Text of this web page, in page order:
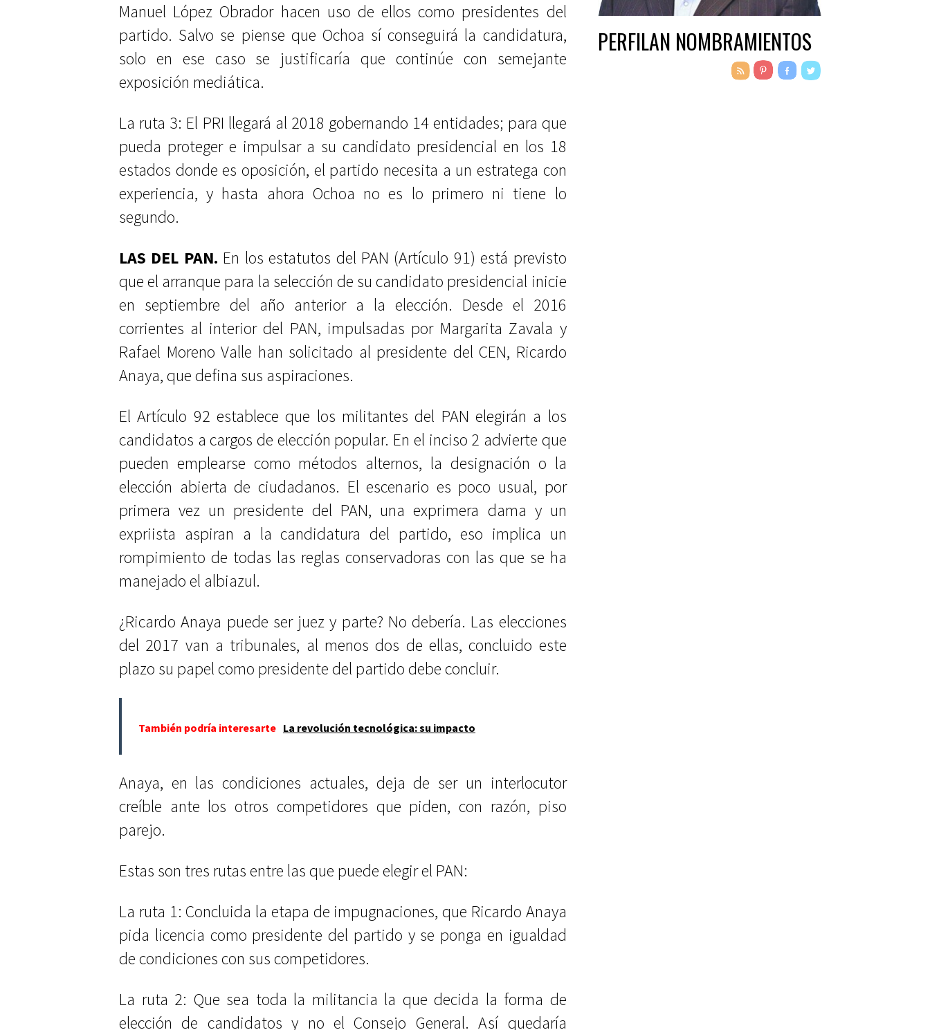
Manuel López Obrador hacen uso de ellos como presidentes del
partido. Salvo se piense que Ochoa sí conseguirá la candidatura,
solo en ese caso se justificaría que continúe con semejante
exposición mediática.
La ruta 3: El PRI llegará al 2018 gobernando 14 entidades; para que
pueda proteger e impulsar a su candidato presidencial en los 18
estados donde es oposición, el partido necesita a un estratega con
experiencia, y hasta ahora Ochoa no es lo primero ni tiene lo
segundo.
LAS DEL PAN. En los estatutos del PAN (Artículo 91) está previsto
que el arranque para la selección de su candidato presidencial inicie
en septiembre del año anterior a la elección. Desde el 2016
corrientes al interior del PAN, impulsadas por Margarita Zavala y
Rafael Moreno Valle han solicitado al presidente del CEN, Ricardo
Anaya, que defina sus aspiraciones.
El Artículo 92 establece que los militantes del PAN elegirán a los
candidatos a cargos de elección popular. En el inciso 2 advierte que
pueden emplearse como métodos alternos, la designación o la
elección abierta de ciudadanos. El escenario es poco usual, por
primera vez un presidente del PAN, una exprimera dama y un
expriista aspiran a la candidatura del partido, eso implica un
rompimiento de todas las reglas conservadoras con las que se ha
manejado el albiazul.
¿Ricardo Anaya puede ser juez y parte? No debería. Las elecciones
del 2017 van a tribunales, al menos dos de ellas, concluido este
plazo su papel como presidente del partido debe concluir.
También podría interesarte La revolución tecnológica: su impacto
Anaya, en las condiciones actuales, deja de ser un interlocutor
creíble ante los otros competidores que piden, con razón, piso
parejo.
Estas son tres rutas entre las que puede elegir el PAN:
La ruta 1: Concluida la etapa de impugnaciones, que Ricardo Anaya
pida licencia como presidente del partido y se ponga en igualdad
de condiciones con sus competidores.
La ruta 2: Que sea toda la militancia la que decida la forma de
elección de candidatos y no el Consejo General. Así quedaría
PERFILAN NOMBRAMIENTOS